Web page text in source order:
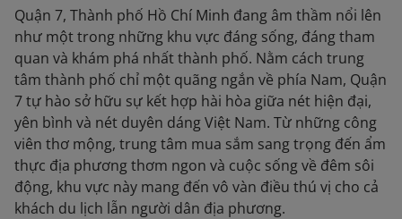
Quận 7, Thành phố Hồ Chí Minh đang âm thầm nổi lên
như một trong những khu vực đáng sống, đáng tham
quan và khám phá nhất thành phố. Nằm cách trung
tâm thành phố chỉ một quãng ngắn về phía Nam, Quận
7 tự hào sở hữu sự kết hợp hài hòa giữa nét hiện đại,
yên bình và nét duyên dáng Việt Nam. Từ những công
viên thơ mộng, trung tâm mua sắm sang trọng đến ẩm
thực địa phương thơm ngon và cuộc sống về đêm sôi
động, khu vực này mang đến vô vàn điều thú vị cho cả
khách du lịch lẫn người dân địa phương.